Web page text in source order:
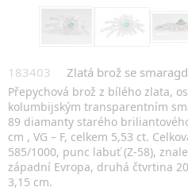
183403 Zlatá brož se
Přepychová brož z bílého zlata,
kolumbijským transparentním
89 diamanty starého
cm , VG – F, celkem 5,53 ct.
585/1000, punc labuť (Z-58),
západní Evropa, druhá čtvrtina
3,15 cm.